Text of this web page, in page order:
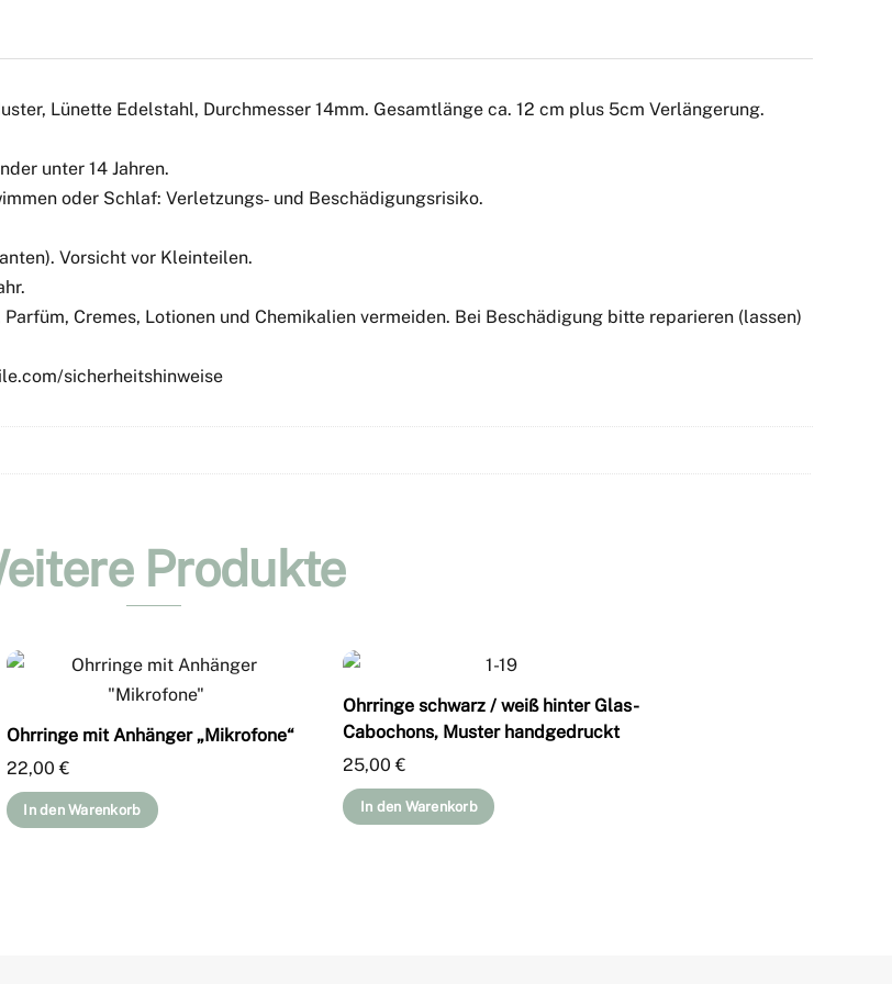
Lünette Edelstahl, Durchmesser 14mm. Gesamtlänge ca. 12 cm plus 5cm Verlängerung.
unter 14 Jahren.
oder Schlaf: Verletzungs‑ und Beschädigungsrisiko.
Vorsicht vor Kleinteilen.
Cremes, Lotionen und Chemikalien vermeiden. Bei Beschädigung bitte reparieren (lassen)
sicherheitshinweise
Produkte
Ohrringe mit Anhänger „Mikrofone“
22,00€
In den Warenkorb
Ohrringe schwarz / weiß hinter Glas-
Cabochons, Muster handgedruckt
25,00€
In den Warenkorb